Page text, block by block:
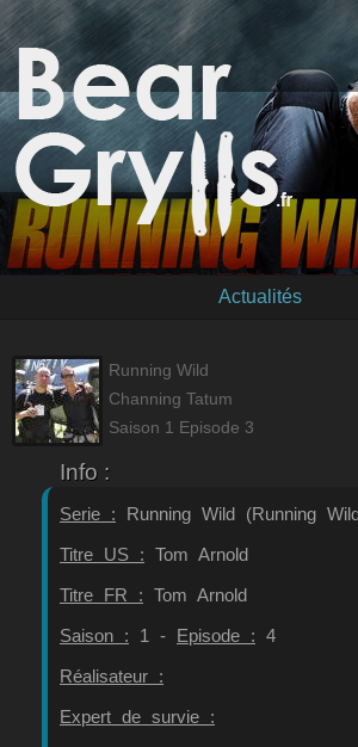
Actualités
Running Wild
Channing Tatum
Saison 1 Episode 3
Info :
Serie : Running Wild (Running
Titre US : Tom Arnold
Titre FR : Tom Arnold
Saison : 1 - Episode : 4
Réalisateur :
Expert de survie :